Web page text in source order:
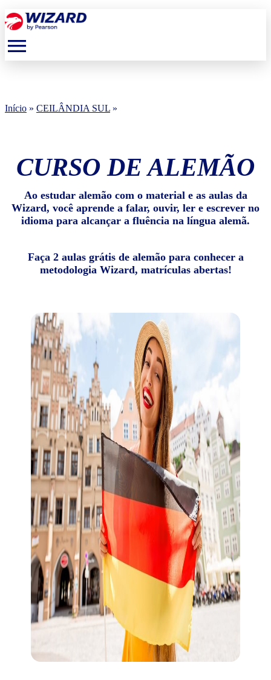
menu
Início » CEILÂNDIA SUL »
CURSO DE ALEMÃO
Ao estudar alemão com o material e as aulas da
Wizard, você aprende a falar, ouvir, ler e escrever no
idioma para alcançar a fluência na língua alemã.
Faça 2 aulas grátis de alemão para conhecer a
metodologia Wizard, matrículas abertas!